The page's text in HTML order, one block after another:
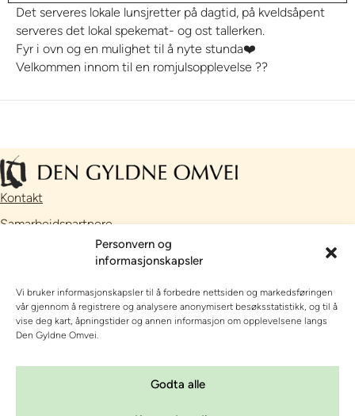
Personvern og
informasjonskapsler
Vi bruker informasjonskapsler til å forbedre nettsiden og markedsføringen
vår gjennom å registrere og analysere anonymisert besøksstatistikk, og til å
vise deg kart, åpningstider og annen informasjon om opplevelsene langs
Den Gyldne Omvei.
Godta alle
Det serveres lokale lunsjretter på dagtid, på kveldsåpent
serveres det lokal spekemat- og ost tallerken.
Fyr i ovn og en mulighet til å nyte stunda❤️
Velkommen innom til en romjulsopplevelse ??
Kontakt
Samarbeidspartnere
// Nettside utviklet avTalkto
OPPLEVE, SE OG GJØRE
OVERNATTING
OM DEN GYLDNE OMVEI